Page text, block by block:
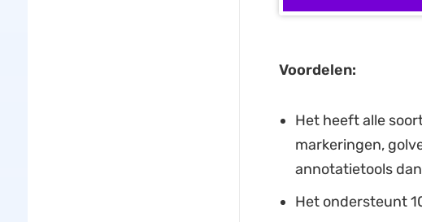
Voordelen:
Het heeft alle
markeringen,
annotatietools
Het ondersteunt